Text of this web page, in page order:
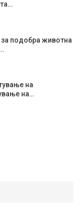
подобра животна
на
на…